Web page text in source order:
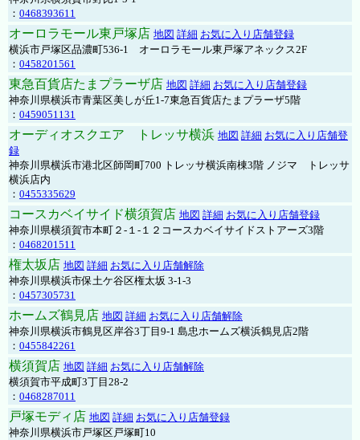
： 0468393611
オーロラモール東戸塚店 地図 詳細 お気に入り店舗登録
横浜市戸塚区品濃町536-1 オーロラモール東戸塚アネックス2F
： 0458201561
東急百貨店たまプラーザ店 地図 詳細 お気に入り店舗登録
神奈川県横浜市青葉区美しが丘1-7東急百貨店たまプラーザ5階
： 0459051131
オーディオスクエア トレッサ横浜 地図 詳細 お気に入り店舗登
録
神奈川県横浜市港北区師岡町700 トレッサ横浜南棟3階 ノジマ トレッサ
横浜店内
： 0455335629
コースカベイサイド横須賀店 地図 詳細 お気に入り店舗登録
神奈川県横須賀市本町２-１-１２コースカベイサイドストアーズ3階
： 0468201511
権太坂店 地図 詳細 お気に入り店舗解除
神奈川県横浜市保土ケ谷区権太坂 3-1-3
： 0457305731
ホームズ鶴見店 地図 詳細 お気に入り店舗解除
神奈川県横浜市鶴見区岸谷3丁目9-1 島忠ホームズ横浜鶴見店2階
： 0455842261
横須賀店 地図 詳細 お気に入り店舗解除
横須賀市平成町3丁目28-2
： 0468287011
戸塚モディ店 地図 詳細 お気に入り店舗登録
神奈川県横浜市戸塚区戸塚町10